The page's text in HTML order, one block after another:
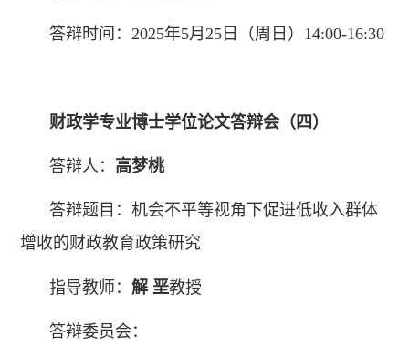
答辩时间：2025年5月25日（周日）14:00-16:30
财政学专业博士学位论文答辩会（四）
答辩人： 高梦桃
答辩题目：机会不平等视角下促进低收入群体
增收的财政教育政策研究
指导教师： 解 垩教授
答辩委员会：